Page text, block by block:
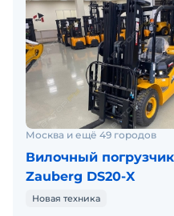
Москва и ещё 49 городов
Вилочный
Zauberg DS20-X
Новая техника